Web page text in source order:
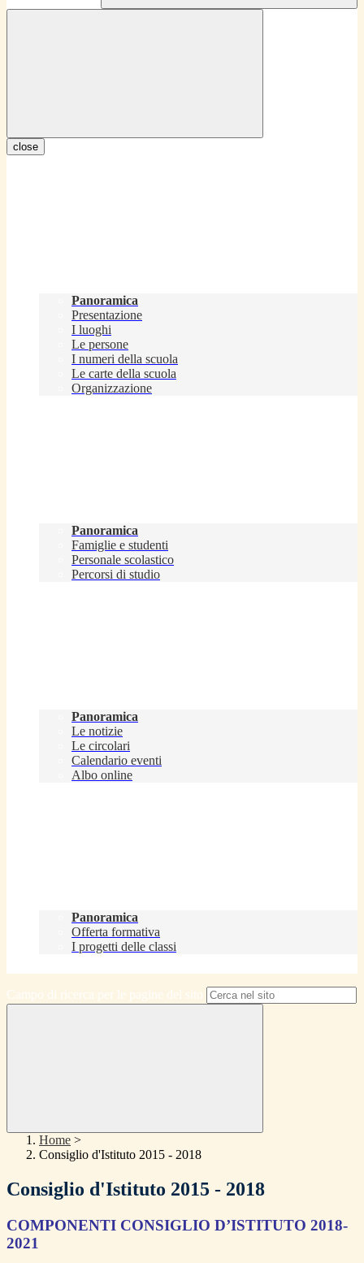
close
Panoramica
Presentazione
I luoghi
Le persone
I numeri della scuola
Le carte della scuola
Organizzazione
Panoramica
Famiglie e studenti
Personale scolastico
Percorsi di studio
Panoramica
Le notizie
Le circolari
Calendario eventi
Albo online
Panoramica
Offerta formativa
I progetti delle classi
Campo di ricerca per le pagine del sito
Home >
Consiglio d'Istituto 2015 - 2018
Consiglio d'Istituto 2015 - 2018
COMPONENTI CONSIGLIO D’ISTITUTO 2018-
2021